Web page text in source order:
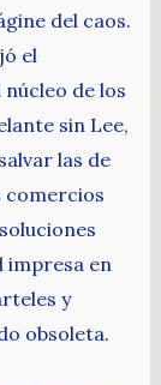
del caos.
el
de los
sin Lee,
las de
comercios
impresa en
y
obsoleta.